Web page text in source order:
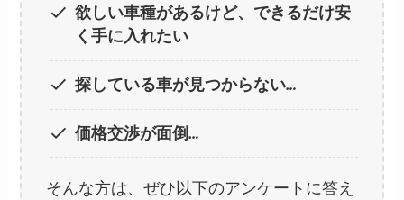
欲しい車種があるけど、できるだけ安
く手に入れたい
探している車が見つからない…
価格交渉が面倒…
そんな方は、ぜひ以下のアンケートに答え